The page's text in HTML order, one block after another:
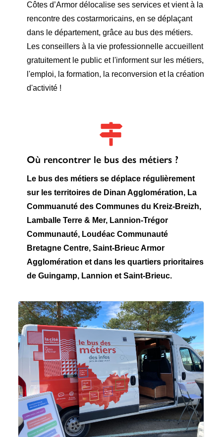
Côtes d’Armor délocalise ses services et vient à la
rencontre des costarmoricains, en se déplaçant
dans le département, grâce au bus des métiers.
Les conseillers à la vie professionnelle accueillent
gratuitement le public et l'informent sur les métiers,
l'emploi, la formation, la reconversion et la création
d'activité !
Où rencontrer le bus des métiers ?
Le bus des métiers se déplace régulièrement
sur les territoires de Dinan Agglomération, La
Commuanuté des Communes du Kreiz-Breizh,
Lamballe Terre & Mer, Lannion-Trégor
Communauté, Loudéac Communauté
Bretagne Centre, Saint-Brieuc Armor
Agglomération et dans les quartiers prioritaires
de Guingamp, Lannion et Saint-Brieuc.